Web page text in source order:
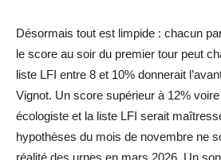
Désormais tout est limpide : chacun
le score au soir du premier tour peut
liste LFI entre 8 et 10% donnerait
Vignot. Un score supérieur à 12%
écologiste et la liste LFI serait
hypothèses du mois de novembre ne